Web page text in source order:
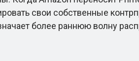
свои собственные
более раннюю волну